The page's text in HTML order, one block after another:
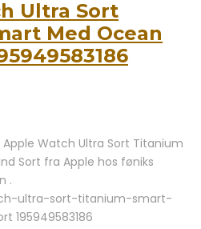
Ultra Sort
Med Ocean
Watch Ultra Sort Titanium
Sort fra Apple hos føniks
.
ultra-sort-titanium-smart-
195949583186